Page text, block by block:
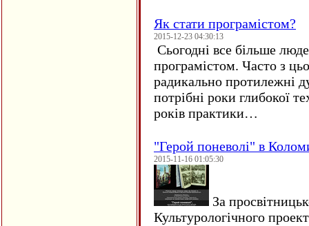
Як стати програмістом?
2015-12-23 04:30:13
Сьогодні все більше
програмістом. Часто з
радикально протилежні
потрібні роки глибокої
років практики…
"Герой поневолі" в
2015-11-16 01:05:30
За
Культурологічного